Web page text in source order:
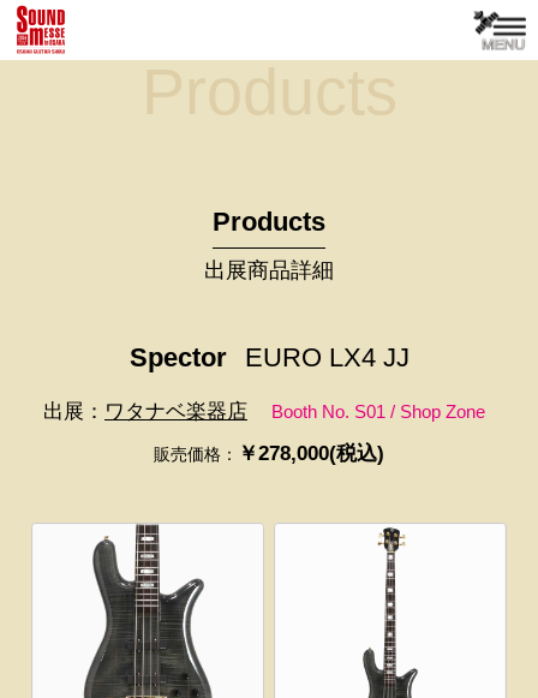
Products
Products
出展商品詳細
Spector EURO LX4 JJ
出展： ワタナベ楽器店 Booth No. S01 / Shop Zone
販売価格： ￥278,000(税込)